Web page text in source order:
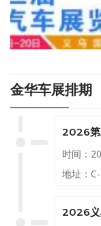
金华车展排期
2026第
时间：
地址：
2026义